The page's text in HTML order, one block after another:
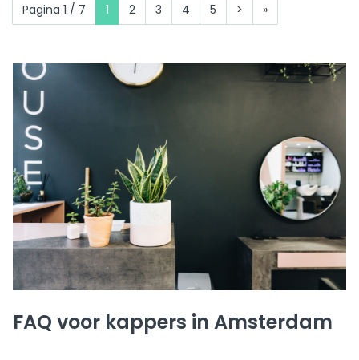
Pagina 1 / 7 1 2 3 4 5 > »
FAQ voor kappers in Amsterdam